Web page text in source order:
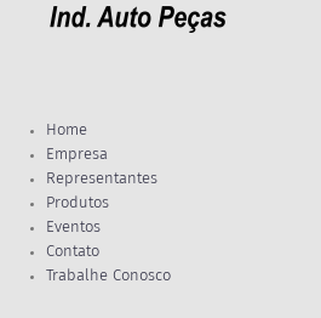
Home
Empresa
Representantes
Produtos
Eventos
Contato
Trabalhe Conosco